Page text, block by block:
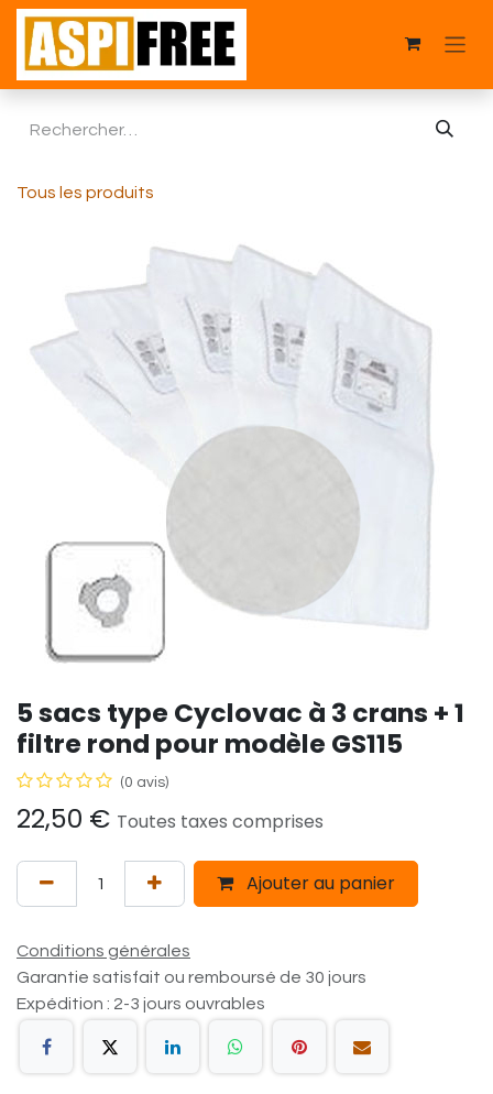
Se rendre au contenu
Tous les produits
5 sacs type Cyclovac à 3 crans + 1
filtre rond pour modèle GS115
(0 avis)
22,50 € Toutes taxes comprises
Ajouter au panier
Conditions générales
Garantie satisfait ou remboursé de 30 jours
Expédition : 2-3 jours ouvrables